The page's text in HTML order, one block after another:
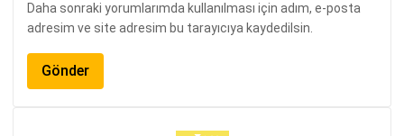
Daha sonraki yorumlarımda kullanılması için adım, e-posta
adresim ve site adresim bu tarayıcıya kaydedilsin.